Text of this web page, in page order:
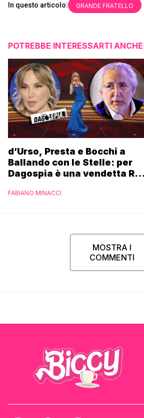
In questo articolo: GRANDE FRATELLO
POTREBBE INTERESSARTI ANCHE
d’Urso, Presta e Bocchi a
Ballando con le Stelle: per
Dagospia è una vendetta Rai
FABIANO MINACCI
MOSTRA I
COMMENTI